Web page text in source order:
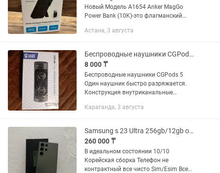
Новый Модель A1654 Anker MagGo
Power Bank (10K)-это флагманский
емкостью 10 000 мАч, который
информативного...
Астана, 3 августа
Беспроводные наушники CGPods 5
8 000 ₸
Беспроводные наушники CGPods 5
Один наушник быстро разряжается.
Конструкция внутриканальные
активного шумоподавления (ANC) есть
Караганда, 3 августа
Samsung s 23 Ultra 256gb/12gb ozu в идеальном состояний
260 000 ₸
В идеальном состоянии 10/10
Корейская сборка Телефон не
контрактный все чисто Sim/Esim Все